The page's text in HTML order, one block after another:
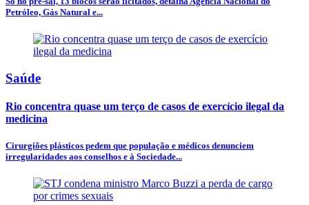
Petróleo, Gás Natural e...
Saúde
Rio concentra quase um terço de casos de exercício ilegal da
medicina
Cirurgiões plásticos pedem que população e médicos denunciem
irregularidades aos conselhos e à Sociedade...